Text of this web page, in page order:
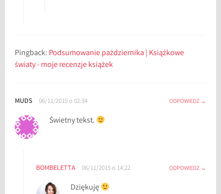
Pingback: Podsumowanie października | Książkowe
światy - moje recenzje książek
MUDS 06/11/2015 o 02:34 ODPOWIEDZ
Świetny tekst.
BOMBELETTA 06/11/2015 o 14:22 ODPOWIEDZ
Dziękuję